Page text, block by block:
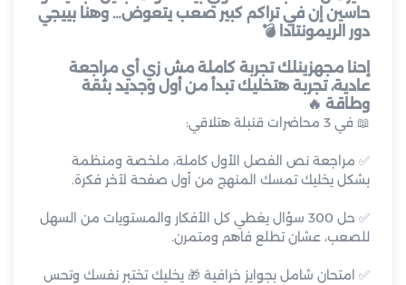
حاسين إن في تراكم كبير صعب يتعوض… وهنا بييجي
دور
الريمونتادا 💣
إحنا مجهزينلك تجربة كاملة مش زي أي مراجعة
عادية، تجربة هتخليك تبدأ من أول وجديد بثقة
وطاقة 🔥
📖 في 3 محاضرات قنبلة هتلاقي:
✅ مراجعة نص الفصل الأول كاملة، ملخصة ومنظمة
بشكل يخليك تمسك المنهج من أول صفحة لآخر فكرة.
✅ حل 300 سؤال يغطي كل الأفكار والمستويات من السهل
للصعب، عشان تطلع فاهم ومتمرن.
✅ امتحان شامل بجوايز خرافية 🎁 يخليك تختبر نفسك وتحس